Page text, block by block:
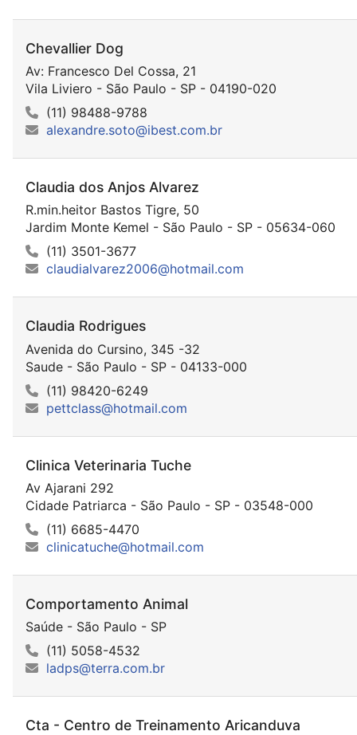
Chevallier Dog
Av: Francesco Del Cossa, 21
Vila Liviero - São Paulo - SP - 04190-020
(11) 98488-9788
alexandre.soto@ibest.com.br
Claudia dos Anjos Alvarez
R.min.heitor Bastos Tigre, 50
Jardim Monte Kemel - São Paulo - SP - 05634-060
(11) 3501-3677
claudialvarez2006@hotmail.com
Claudia Rodrigues
Avenida do Cursino, 345 -32
Saude - São Paulo - SP - 04133-000
(11) 98420-6249
pettclass@hotmail.com
Clinica Veterinaria Tuche
Av Ajarani 292
Cidade Patriarca - São Paulo - SP - 03548-000
(11) 6685-4470
clinicatuche@hotmail.com
Comportamento Animal
Saúde - São Paulo - SP
(11) 5058-4532
ladps@terra.com.br
Cta - Centro de Treinamento Aricanduva